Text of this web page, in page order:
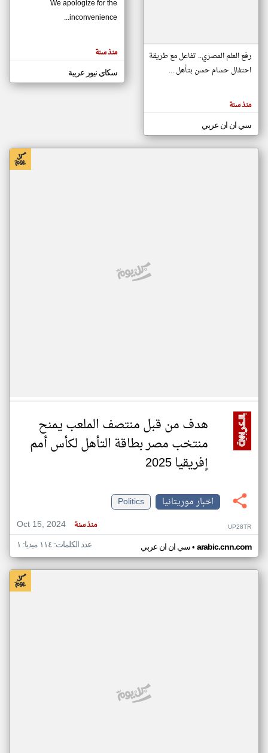
مصادر الأخبار من موريتانيا
اخبار موريتانيا على مدار الساعة
أهم اخبار موريتانيا العاجلة والمباشرة
المقالات
الموجوده
هنا عن
رفع العلم المصري.. تفاعل مع طريقة
احتفال حسام حسن بتأهل ...
منذ سنة
سي ان ان عربي
We apologize for the
inconvenience...
منذ سنة
سكاي نيوز عربية
هدف من قبل منتصف الملعب يمنح
منتخب مصر بطاقة التأهل لكأس أمم
إفريقيا 2025
اخبار موريتانيا
Politics
Oct 15, 2024
منذ سنة UP28TR
سي ان ان عربي• arabic.cnn.com عدد الكلمات: ١١٤ ميديا: ١
klyoum.com